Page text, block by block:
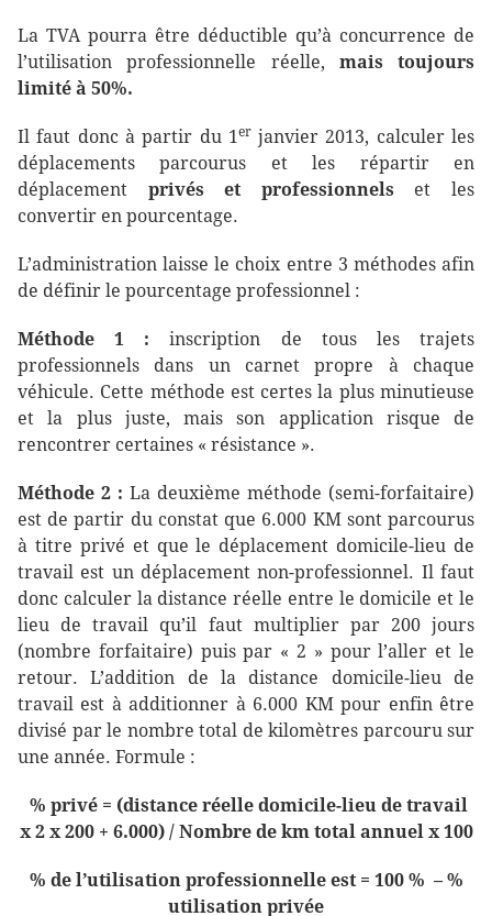
La TVA pourra être déductible qu’à concurrence de
l’utilisation professionnelle réelle, mais toujours
limité à 50%.
Il faut donc à partir du 1erjanvier 2013, calculer les
déplacements parcourus et les répartir en
déplacement privés et professionnels et les
convertir en pourcentage.
L’administration laisse le choix entre 3 méthodes afin
de définir le pourcentage professionnel :
Méthode 1 : inscription de tous les trajets
professionnels dans un carnet propre à chaque
véhicule. Cette méthode est certes la plus minutieuse
et la plus juste, mais son application risque de
rencontrer certaines « résistance ».
Méthode 2 : La deuxième méthode (semi-forfaitaire)
est de partir du constat que 6.000 KM sont parcourus
à titre privé et que le déplacement domicile-lieu de
travail est un déplacement non-professionnel. Il faut
donc calculer la distance réelle entre le domicile et le
lieu de travail qu’il faut multiplier par 200 jours
(nombre forfaitaire) puis par « 2 » pour l’aller et le
retour. L’addition de la distance domicile-lieu de
travail est à additionner à 6.000 KM pour enfin être
divisé par le nombre total de kilomètres parcouru sur
une année. Formule :
% privé = (distance réelle domicile-lieu de travail
x 2 x 200 + 6.000) / Nombre de km total annuel x 100
% de l’utilisation professionnelle est = 100 % – %
utilisation privée